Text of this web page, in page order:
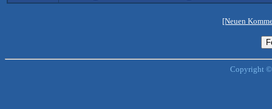
[Neuen
Copyright ©